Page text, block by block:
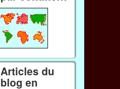
Articles du
blog en